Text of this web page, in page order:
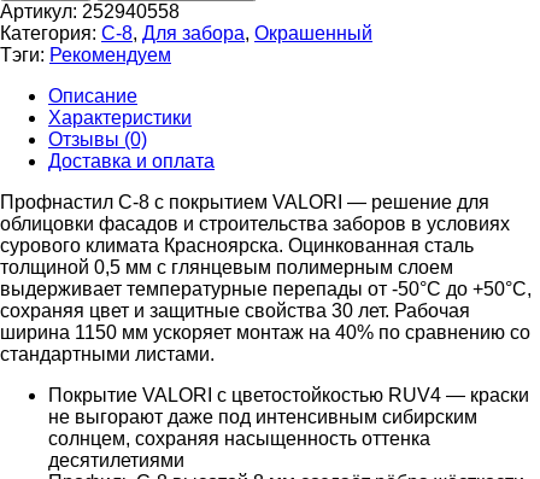
Артикул: 252940558
Категория: С-8, Для забора, Окрашенный
Тэги: Рекомендуем
Описание
Характеристики
Отзывы (0)
Доставка и оплата
Профнастил С-8 с покрытием VALORI — решение для
облицовки фасадов и строительства заборов в условиях
сурового климата Красноярска. Оцинкованная сталь
толщиной 0,5 мм с глянцевым полимерным слоем
выдерживает температурные перепады от -50°C до +50°C,
сохраняя цвет и защитные свойства 30 лет. Рабочая
ширина 1150 мм ускоряет монтаж на 40% по сравнению со
стандартными листами.
Покрытие VALORI с цветостойкостью RUV4 — краски
не выгорают даже под интенсивным сибирским
солнцем, сохраняя насыщенность оттенка
десятилетиями